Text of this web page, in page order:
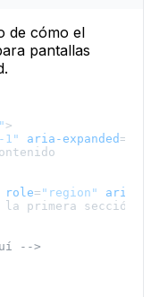
de cómo el
pantallas
>
1" aria-expanded=
role= "region"
aria-
la primera
-->